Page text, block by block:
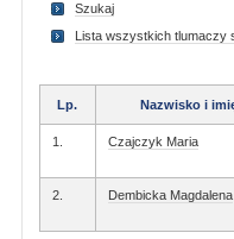
Szukaj
Lista wszystkich tlumaczy
Lp. Nazwisko i
1. Czajczyk Maria
2. Dembicka Magdalena